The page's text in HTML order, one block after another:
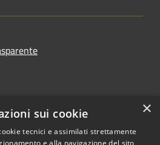
×
sui cookie
tecnici e assimilati strettamente
e alla navigazione del sito,